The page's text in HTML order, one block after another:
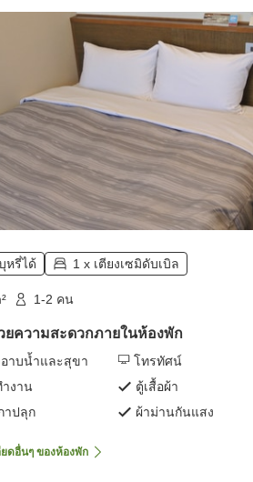
หรี่ได้ 1 x เตียงเซมิดับเบิล
1-2 คน
ยความสะดวกภายในห้องพัก
อาบน้ำและสุขา
โทรทัศน์
งาน
ตู้เสื้อผ้า
าปลุก
ผ้าม่านกันแสง
ยดอื่นๆ ของห้องพัก